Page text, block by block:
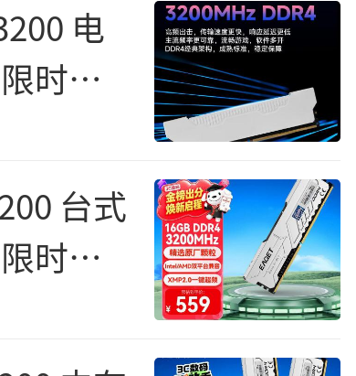
1.1V低电压 XMP 3.0
电
时特
台式
时特